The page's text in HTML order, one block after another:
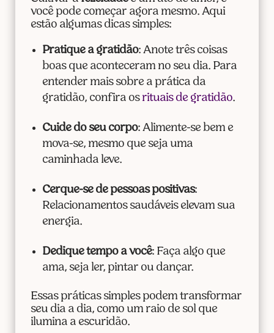
você pode começar agora mesmo. Aqui
estão algumas dicas simples:
Pratique a gratidão: Anote três coisas
boas que aconteceram no seu dia. Para
entender mais sobre a prática da
gratidão, confira os rituais de gratidão.
Cuide do seu corpo: Alimente-se bem e
mova-se, mesmo que seja uma
caminhada leve.
Cerque-se de pessoas positivas:
Relacionamentos saudáveis elevam sua
energia.
Dedique tempo a você: Faça algo que
ama, seja ler, pintar ou dançar.
Essas práticas simples podem transformar
seu dia a dia, como um raio de sol que
ilumina a escuridão.